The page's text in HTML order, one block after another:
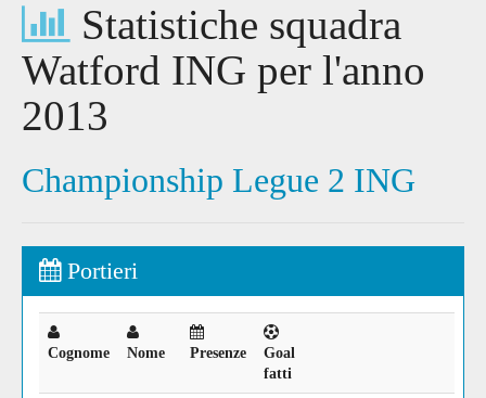
Statistiche squadra
Watford ING per l'anno
2013
Championship Legue 2 ING
Portieri
Cognome Nome Presenze
Goal
fatti